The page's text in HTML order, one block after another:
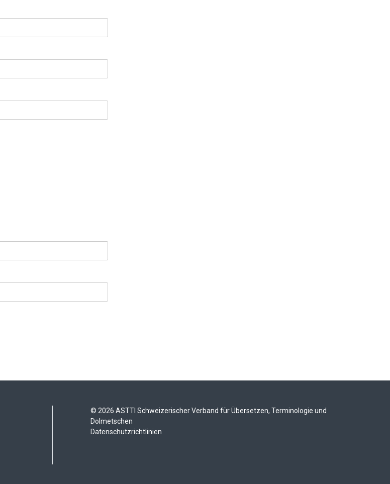
© 2026 ASTTI Schweizerischer Verband für Übersetzen, Terminologie und
Dolmetschen
Datenschutzrichtlinien